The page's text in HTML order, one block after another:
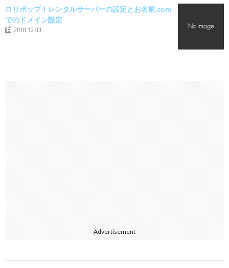
ロリポップ！レンタルサーバーの設定とお名前.com
でのドメイン設定
2018.12.03
Advertisement